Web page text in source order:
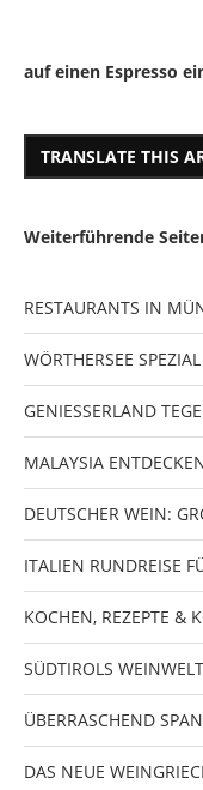
auf einen Espresso
TRANSLATE THIS
Weiterführende
RESTAURANTS IN
WÖRTHERSEE SPEZIAL
GENIESSERLAND
MALAYSIA
DEUTSCHER WEIN:
ITALIEN RUNDREISE
KOCHEN, REZEPTE &
SÜDTIROLS WEINWELT
ÜBERRASCHEND
DAS NEUE